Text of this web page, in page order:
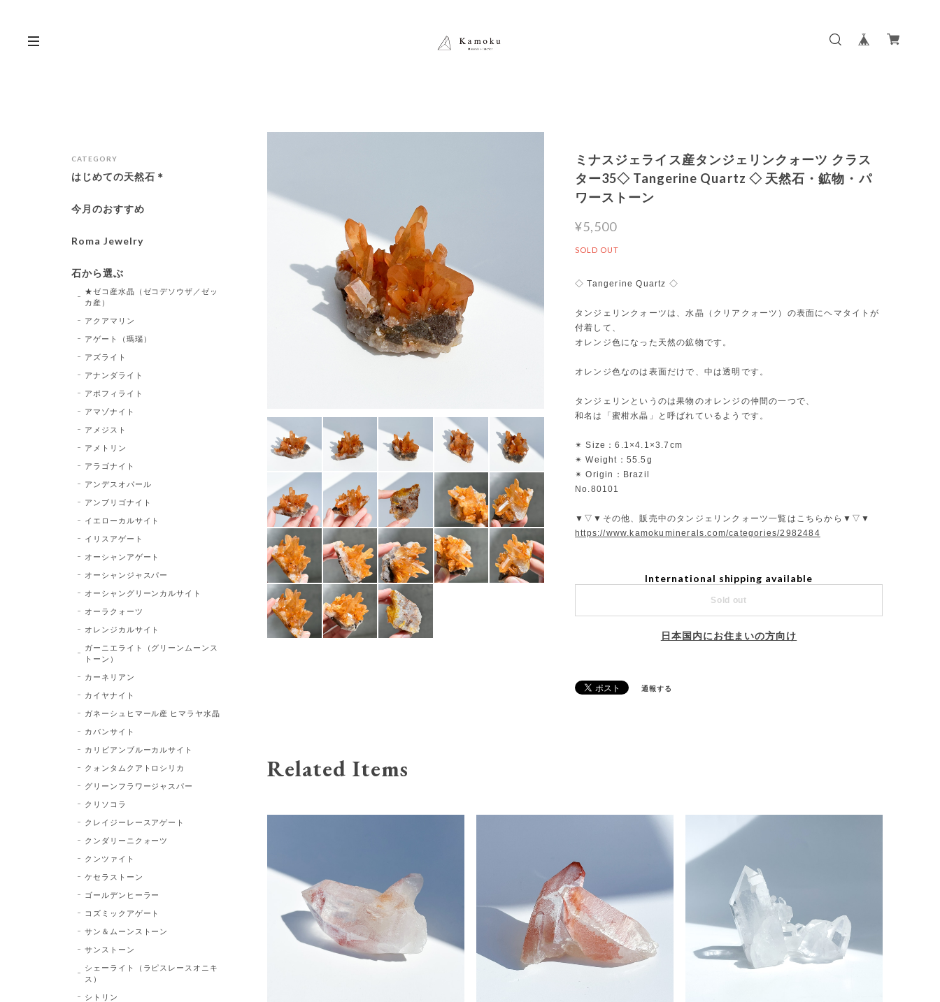
ミナスジェライス産タンジェリンクォーツ クラス
ター35◇ Tangerine Quartz ◇ 天然石・鉱物・パ
ワーストーン
¥5,500
SOLD OUT
◇ Tangerine Quartz ◇
タンジェリンクォーツは、水晶（クリアクォーツ）の表面にヘマタイトが
付着して、
オレンジ色になった天然の鉱物です。
オレンジ色なのは表面だけで、中は透明です。
タンジェリンというのは果物のオレンジの仲間の一つで、
和名は「蜜柑水晶」と呼ばれているようです。
✴︎ Size：6.1×4.1×3.7cm
✴︎ Weight：55.5g
✴︎ Origin：Brazil
No.80101
▼▽▼その他、販売中のタンジェリンクォーツ一覧はこちらから▼▽▼
https://www.kamokuminerals.com/categories/2982484
International shipping available
Sold out
日本国内にお住まいの方向け
通報する
Related Items
CATEGORY
はじめての天然石＊
今月のおすすめ
Roma Jewelry
石から選ぶ
★ゼコ産水晶（ゼコデソウザ／ゼッ
カ産）
アクアマリン
アゲート（瑪瑙）
アズライト
アナンダライト
アポフィライト
アマゾナイト
アメジスト
アメトリン
アラゴナイト
アンデスオパール
アンブリゴナイト
イエローカルサイト
イリスアゲート
オーシャンアゲート
オーシャンジャスパー
オーシャングリーンカルサイト
オーラクォーツ
オレンジカルサイト
ガーニエライト（グリーンムーンス
トーン）
カーネリアン
カイヤナイト
ガネーシュヒマール産 ヒマラヤ水晶
カバンサイト
カリビアンブルーカルサイト
クォンタムクアトロシリカ
グリーンフラワージャスパー
クリソコラ
クレイジーレースアゲート
クンダリーニクォーツ
クンツァイト
ケセラストーン
ゴールデンヒーラー
コズミックアゲート
サン＆ムーンストーン
サンストーン
シェーライト（ラピスレースオニキ
ス）
シトリン